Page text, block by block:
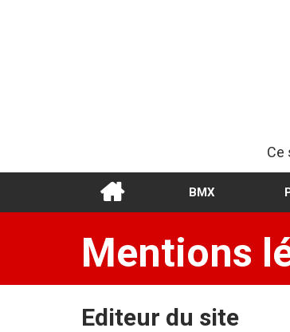
Ce
BMX
Mentions
Editeur du site